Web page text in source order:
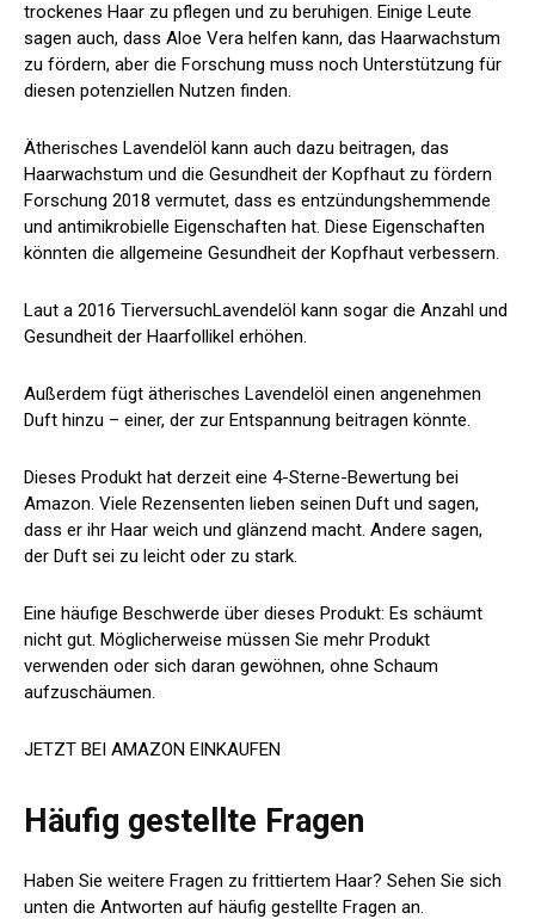
trockenes Haar zu pflegen und zu beruhigen. Einige Leute
sagen auch, dass Aloe Vera helfen kann, das Haarwachstum
zu fördern, aber die Forschung muss noch Unterstützung für
diesen potenziellen Nutzen finden.
Ätherisches Lavendelöl kann auch dazu beitragen, das
Haarwachstum und die Gesundheit der Kopfhaut zu fördern
Forschung 2018 vermutet, dass es entzündungshemmende
und antimikrobielle Eigenschaften hat. Diese Eigenschaften
könnten die allgemeine Gesundheit der Kopfhaut verbessern.
Laut a 2016 TierversuchLavendelöl kann sogar die Anzahl und
Gesundheit der Haarfollikel erhöhen.
Außerdem fügt ätherisches Lavendelöl einen angenehmen
Duft hinzu – einer, der zur Entspannung beitragen könnte.
Dieses Produkt hat derzeit eine 4-Sterne-Bewertung bei
Amazon. Viele Rezensenten lieben seinen Duft und sagen,
dass er ihr Haar weich und glänzend macht. Andere sagen,
der Duft sei zu leicht oder zu stark.
Eine häufige Beschwerde über dieses Produkt: Es schäumt
nicht gut. Möglicherweise müssen Sie mehr Produkt
verwenden oder sich daran gewöhnen, ohne Schaum
aufzuschäumen.
JETZT BEI AMAZON EINKAUFEN
Häufig gestellte Fragen
Haben Sie weitere Fragen zu frittiertem Haar? Sehen Sie sich
unten die Antworten auf häufig gestellte Fragen an.